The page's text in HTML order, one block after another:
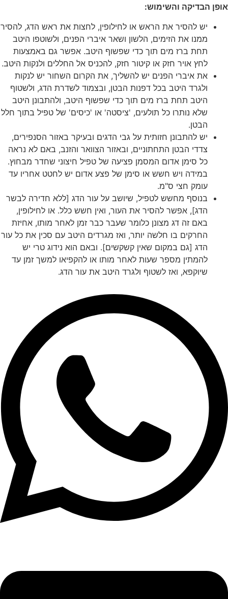
אופן הבדיקה והשימוש:
יש להסיר את הראש או לחילופין, לחצות את ראש הדג, להסיר
ממנו את הזימים, הלשון ושאר איברי הפנים, ולשוטפו היטב
תחת ברז מים תוך כדי שפשוף היטב. אפשר גם באמצעות
לחץ אויר חזק או קיטור חזק, להכניס אל החללים ולנקות היטב.
את איברי הפנים יש להשליך, את הקרום השחור יש לנקות
ולגרד היטב בכל דפנות הבטן, ובצמוד לשדרת הדג, ולשטוף
היטב תחת ברז מים תוך כדי שפשוף היטב, ולהתבונן היטב
שלא נותרו כל תולעים, 'ציסטה' או 'כיסים' של טפיל בתוך חלל
הבטן.
יש להתבונן חזותית על גבי הדגים ובעיקר באזור הסנפירים,
צדדי הבטן התחתוניים, ובאזור הצוואר והזנב, באם לא נראה
כל סימן אדום המסמן פציעה של טפיל חיצוני שחדר מבחוץ.
במידה ויש חשש או סימן של פצע אדום יש לחטט אחריו עד
עומק חצי ס"מ.
בנוסף מחשש לטפיל, שיושב על עור הדג [ללא חדירה לבשר
הדג], אפשר להסיר את העור, ואין חשש כלל. או לחילופין,
באם זה דג מצונן כלומר שעבר כבר זמן לאחר מותו, אחיזת
החרקים בו חלשה יותר, ואז מגרדים היטב עם סכין את כל עור
הדג [גם במקום שאין קשקשים]. ובאם הוא נידוג טרי יש
להמתין מספר שעות לאחר מותו או להקפיאו למשך זמן עד
שיוקפא, ואז לשטוף ולגרד היטב את עור הדג.